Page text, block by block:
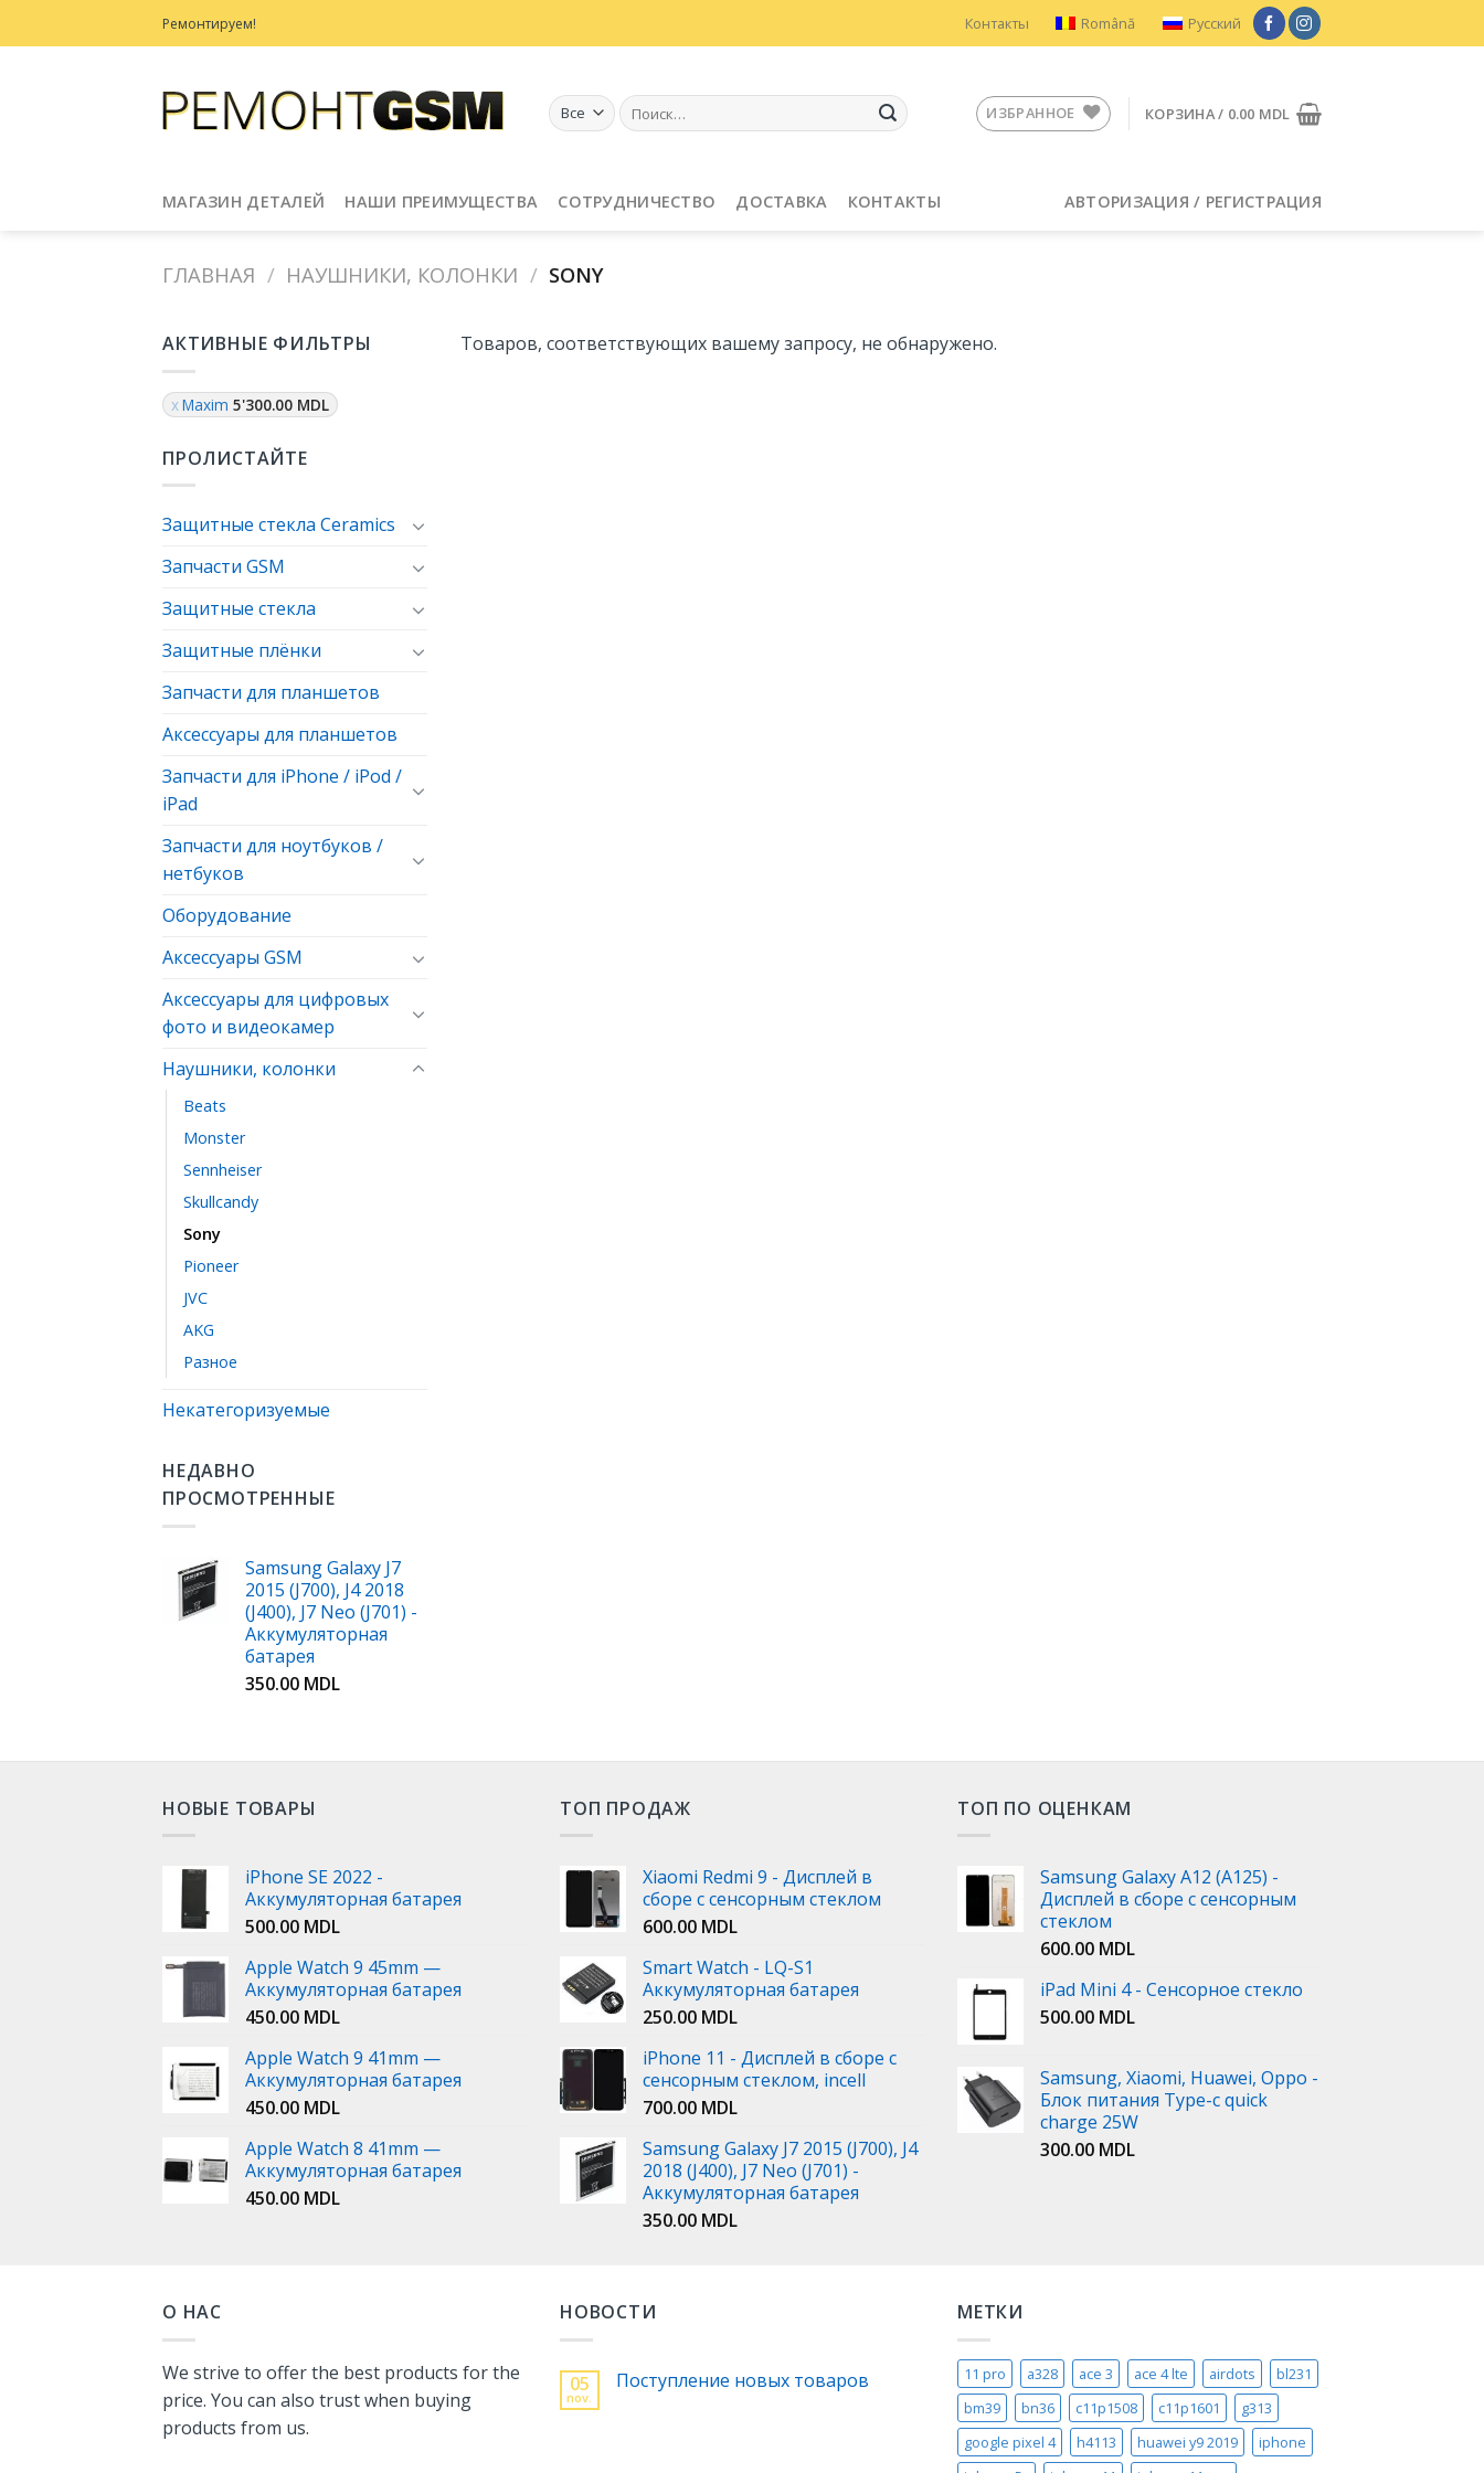
to
Ремонтируем! Контакты Română Русский
Искать: ИЗБРАННОЕ КОРЗИНА / 0.00 MDL
МАГАЗИН ДЕТАЛЕЙ НАШИ ПРЕИМУЩЕСТВА СОТРУДНИЧЕСТВО ДОСТАВКА КОНТАКТЫ АВТОРИЗАЦИЯ / РЕГИСТРАЦИЯ
ГЛАВНАЯ / НАУШНИКИ, КОЛОНКИ / SONY
АКТИВНЫЕ ФИЛЬТРЫ
Maxim 5'300.00 MDL
ПРОЛИСТАЙТЕ
Защитные стекла Ceramics
Запчасти GSM
Защитные стекла
Защитные плёнки
Запчасти для планшетов
Аксессуары для планшетов
Запчасти для iPhone / iPod /
iPad
Запчасти для ноутбуков /
нетбуков
Оборудование
Аксессуары GSM
Аксессуары для цифровых
фото и видеокамер
Наушники, колонки
Beats
Monster
Sennheiser
Skullcandy
Sony
Pioneer
JVC
AKG
Разное
Некатегоризуемые
НЕДАВНО
ПРОСМОТРЕННЫЕ
Samsung Galaxy J7
2015 (J700), J4 2018
(J400), J7 Neo (J701) -
Аккумуляторная
батарея
350.00 MDL
Товаров, соответствующих вашему запросу, не обнаружено.
НОВЫЕ ТОВАРЫ
iPhone SE 2022 -
Аккумуляторная батарея
500.00 MDL
Apple Watch 9 45mm —
Аккумуляторная батарея
450.00 MDL
Apple Watch 9 41mm —
Аккумуляторная батарея
450.00 MDL
Apple Watch 8 41mm —
Аккумуляторная батарея
450.00 MDL
ТОП ПРОДАЖ
Xiaomi Redmi 9 - Дисплей в
сборе с сенсорным стеклом
600.00 MDL
Smart Watch - LQ-S1
Аккумуляторная батарея
250.00 MDL
iPhone 11 - Дисплей в сборе с
сенсорным стеклом, incell
700.00 MDL
Samsung Galaxy J7 2015 (J700), J4
2018 (J400), J7 Neo (J701) -
Аккумуляторная батарея
350.00 MDL
ТОП ПО ОЦЕНКАМ
Samsung Galaxy A12 (A125) -
Дисплей в сборе с сенсорным
стеклом
600.00 MDL
iPad Mini 4 - Сенсорное стекло
500.00 MDL
Samsung, Xiaomi, Huawei, Oppo -
Блок питания Type-c quick
charge 25W
300.00 MDL
О НАС
We strive to offer the best products for the
price. You can also trust when buying
products from us.
НОВОСТИ
05
nov.
Поступление новых товаров
МЕТКИ
11 pro a328 ace 3 ace 4 lte airdots
bl231
bm39
bn36 c11p1508 c11p1601
g313
google pixel 4
h4113 huawei y9 2019
iphone